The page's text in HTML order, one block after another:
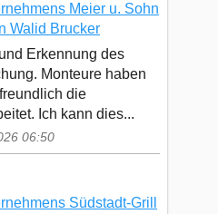
Meier u. Sohn
Walid Brucker
Erkennung des
Monteure haben
die
Ich kann dies...
06:50
Südstadt-Grill